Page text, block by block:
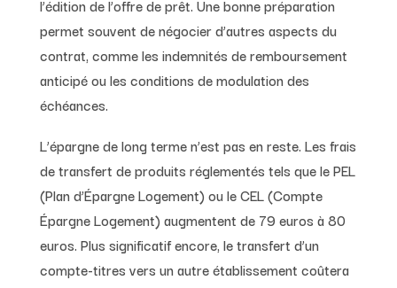
l’édition de l’offre de prêt. Une bonne préparation
permet souvent de négocier d’autres aspects du
contrat, comme les indemnités de remboursement
anticipé ou les conditions de modulation des
échéances.
L’épargne de long terme n’est pas en reste. Les frais
de transfert de produits réglementés tels que le PEL
(Plan d’Épargne Logement) ou le CEL (Compte
Épargne Logement) augmentent de 79 euros à 80
euros. Plus significatif encore, le transfert d’un
compte-titres vers un autre établissement coûtera